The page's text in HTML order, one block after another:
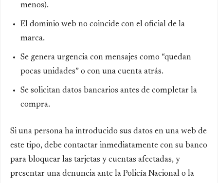
menos).
El dominio web no coincide con el oficial de la
marca.
Se genera urgencia con mensajes como “quedan
pocas unidades” o con una cuenta atrás.
Se solicitan datos bancarios antes de completar la
compra.
Si una persona ha introducido sus datos en una web de
este tipo, debe contactar inmediatamente con su banco
para bloquear las tarjetas y cuentas afectadas, y
presentar una denuncia ante la Policía Nacional o la